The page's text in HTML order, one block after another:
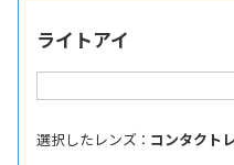
ライトアイ
選択したレンズ ： コンタクト